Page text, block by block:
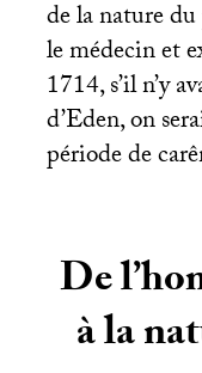
de la nature
le médecin et
1714, s’il n’y
d’Eden, on
période de
De
à la